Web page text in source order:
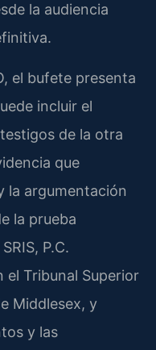
la audiencia
el bufete presenta
incluir el
de la otra
que
la argumentación
la prueba
P.C.
el Tribunal Superior
Middlesex, y
y las